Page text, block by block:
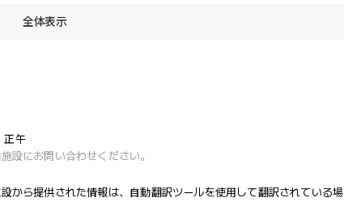
全体表示
正午
設にお問い合わせください。
から提供された情報は、自動翻訳ツールを使用して翻訳されている場